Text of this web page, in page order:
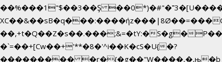
��%���1"$��3��Ş
��,+t�Q��Z�s��.���;&=�tY:�S�g�
�`=��+[Cw��+'**�8�'^i��K�cS�U{�?
��������� �r�{�g��"W����,�,њ�b